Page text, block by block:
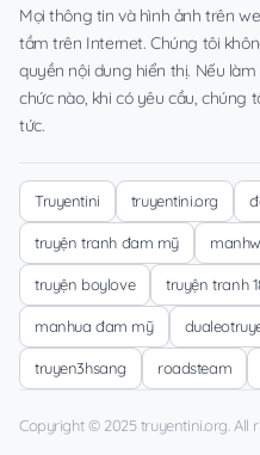
Mọi thông tin và hình ảnh trên
tầm trên Internet. Chúng tôi
quyền nội dung hiển thị. Nếu
chức nào, khi có yêu cầu, chúng
tức.
Truyentini truyentini.org
truyện tranh đam mỹ
truyện boylove truyện tranh
manhua đam mỹ
truyen3hsang roadsteam
Copyright © 2025 truyentini.org. All